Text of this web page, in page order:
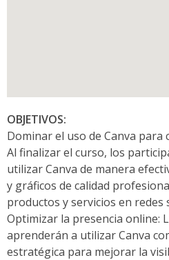
OBJETIVOS:
Dominar el uso de Canva
Al finalizar el curso, los
utilizar Canva de manera
y gráficos de calidad
productos y servicios en redes
Optimizar la presencia online:
aprenderán a utilizar Canva
estratégica para mejorar la